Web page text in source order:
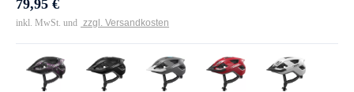
79,95 €
inkl. MwSt. und zzgl. Versandkosten